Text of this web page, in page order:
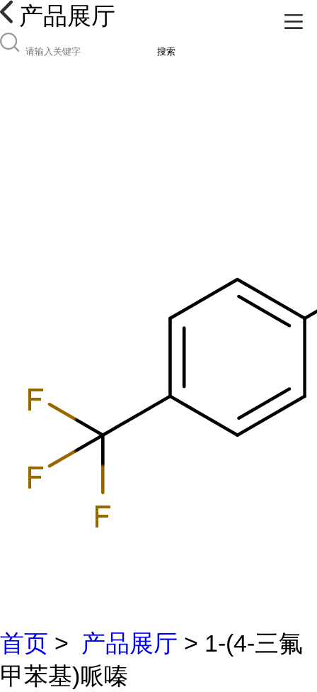
产品展厅
搜索
首页 > 产品展厅 > 1-(4-三氟
甲苯基)哌嗪